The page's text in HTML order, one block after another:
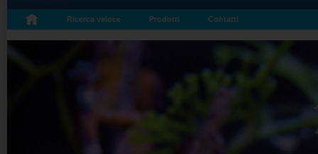
Ricerca veloce Prodotti Contatti